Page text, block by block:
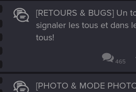
[RETOURS & BUGS] Un
signaler les tous et dans
tous!
465
[PHOTO & MODE